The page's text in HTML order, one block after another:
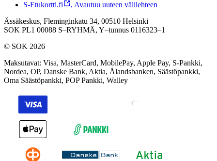
S-Etukortti.fi
, Avautuu uuteen välilehteen
Ässäkeskus, Fleminginkatu 34, 00510 Helsinki
SOK PL1 00088 S–RYHMÄ, Y–tunnus 0116323–1
© SOK 2026
Maksutavat: Visa, MasterCard, MobilePay, Apple Pay, S-Pankki,
Nordea, OP, Danske Bank, Aktia, Ålandsbanken, Säästöpankki,
Oma Säästöpankki, POP Pankki, Walley